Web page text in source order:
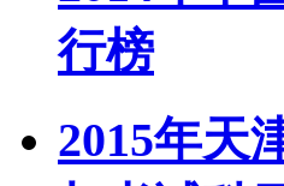
行榜
2015年天